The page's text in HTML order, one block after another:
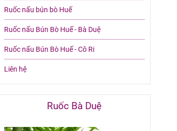
Ruốc nấu bún bò Huế
Ruốc nấu Bún Bò Huế - Bà Duệ
Ruốc nấu Bún Bò Huế - Cô Ri
Liên hệ
Ruốc Bà Duệ